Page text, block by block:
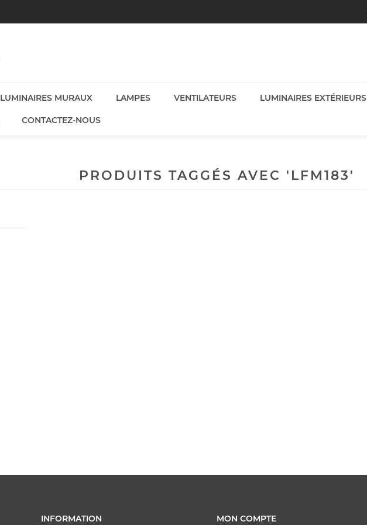
LUMINAIRES MURAUX LAMPES VENTILATEURS LUMINAIRES EXTÉRIEURS
CONTACTEZ-NOUS
PRODUITS TAGGÉS AVEC 'LFM183'
INFORMATION MON COMPTE